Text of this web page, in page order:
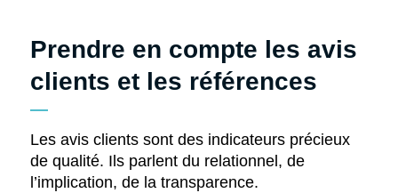
Prendre en compte les avis
clients et les références
Les avis clients sont des indicateurs précieux
de qualité. Ils parlent du relationnel, de
l’implication, de la transparence.